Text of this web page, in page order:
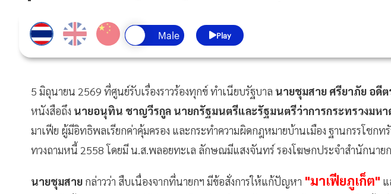
Play
5 มิถุนายน 2569 ที่ศูนย์รับเรื่องราวร้องทุกข์ ทำเนียบรัฐบาล นายชุมสาย ศรียาภัย อดี
หนังสือถึง นายอนุทิน ชาญวีรกูล นายกรัฐมนตรีและรัฐมนตรีว่าการกระทรวงมหา
มาเฟีย ผู้มีอิทธิพลเรียกค่าคุ้มครอง และกระทำความผิดกฎหมายบ้านเมือง ฐานกรรโชกท
ทวงถามหนี้ 2558 โดยมี น.ส.พลอยทะเล ลักษณมีแสงจันทร์ รองโฆษกประจำสำนักนาย
นายชุมสาย กล่าวว่า สืบเนื่องจากที่นายกฯ มีข้อสั่งการให้แก้ปัญหา "มาเฟียภูเก็ต"